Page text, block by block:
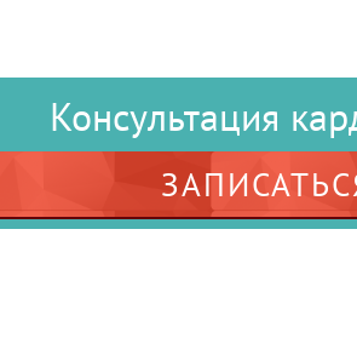
Консультация